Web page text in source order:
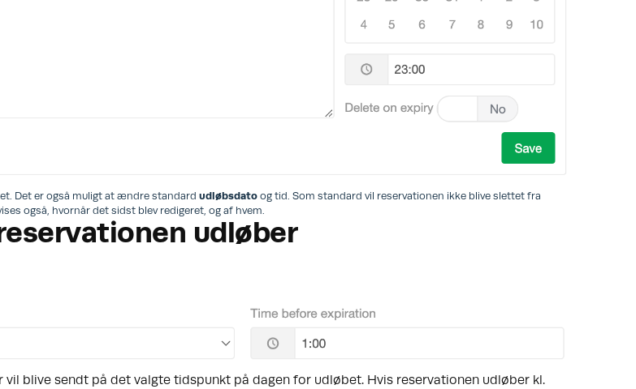
Det er også muligt at ændre standard udløbsdato og tid. Som standard vil reservationen ikke blive slettet fra
også, hvornår det sidst blev redigeret, og af hvem.
udløber
blive sendt på det valgte tidspunkt på dagen for udløbet. Hvis reservationen udløber kl.